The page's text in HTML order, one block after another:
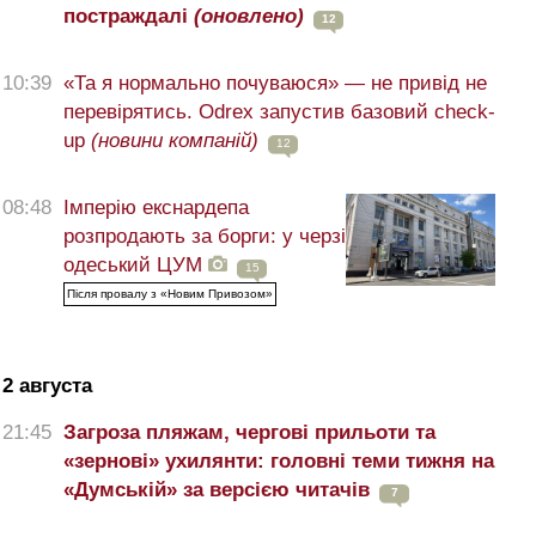
постраждалі (оновлено) 12
10:39 «Та я нормально почуваюся» — не привід не
перевірятись. Odrex запустив базовий check-
up (новини компаній) 12
08:48 Імперію екснардепа
розпродають за борги: у черзі
одеський ЦУМ
15
Після провалу з «Новим Привозом»
2 августа
21:45 Загроза пляжам, чергові прильоти та
«зернові» ухилянти: головні теми тижня на
«Думській» за версією читачів
7